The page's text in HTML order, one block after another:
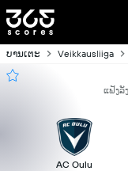
ບານເຕະ Veikkausliiga
ແຟັງລັ
AC Oulu